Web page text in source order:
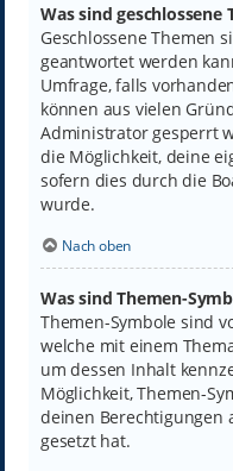
Was sind geschlossene
Geschlossene Themen
geantwortet werden
Umfrage, falls
können aus vielen
Administrator gesperrt
die Möglichkeit, deine
sofern dies durch die
wurde.
Nach oben
Was sind Themen-
Themen-Symbole sind
welche mit einem
um dessen Inhalt
Möglichkeit, Themen-
deinen Berechtigungen
gesetzt hat.